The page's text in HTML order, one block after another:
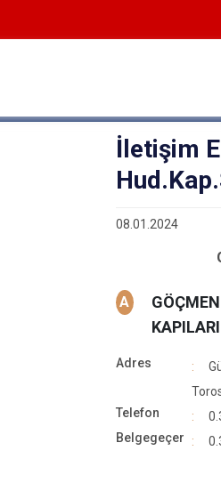
İletişim
08.01.2024
A
Adres
Telefon
Belgegeçer